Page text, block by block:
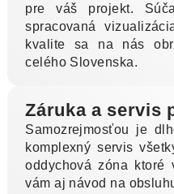
pre váš projekt.
spracovaná
kvalite sa na nás
celého Slovenska.
Záruka a servis
Samozrejmosťou je
komplexný servis
oddychová zóna ktoré
vám aj návod na